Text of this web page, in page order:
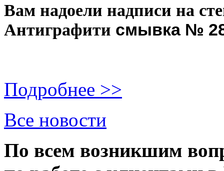
Вам надоели надписи на
Антиграфити смывка №
Подробнее >>
Все новости
По всем возникшим